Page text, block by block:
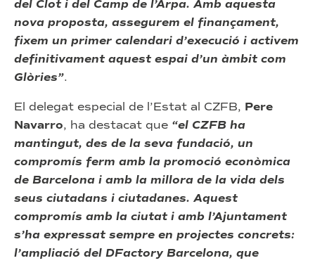
del Clot i del Camp de l’Arpa. Amb aquesta
nova proposta, assegurem el finançament,
fixem un primer calendari d’execució i activem
definitivament aquest espai d’un àmbit com
Glòries”.
El delegat especial de l’Estat al CZFB, Pere
Navarro, ha destacat que “el CZFB ha
mantingut, des de la seva fundació, un
compromís ferm amb la promoció econòmica
de Barcelona i amb la millora de la vida dels
seus ciutadans i ciutadanes. Aquest
compromís amb la ciutat i amb l’Ajuntament
s’ha expressat sempre en projectes concrets:
l’ampliació del DFactory Barcelona, que